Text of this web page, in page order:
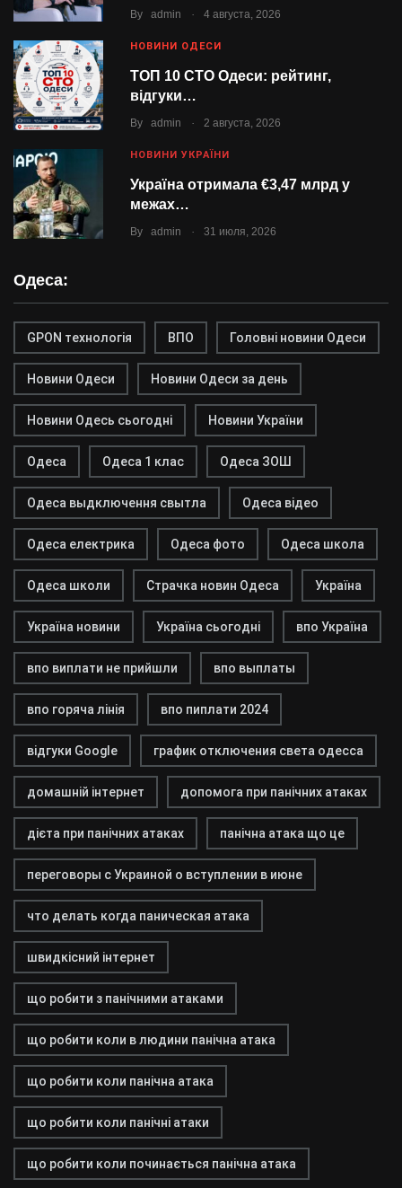
By admin . 4 августа, 2026
НОВИНИ ОДЕСИ
ТОП 10 СТО Одеси: рейтинг,
відгуки…
By admin . 2 августа, 2026
НОВИНИ УКРАЇНИ
Україна отримала €3,47 млрд у
межах…
By admin . 31 июля, 2026
Одеса:
GPON технологія ВПО Головні новини Одеси
Новини Одеси Новини Одеси за день
Новини Одесь сьогодні Новини України
Одеса Одеса 1 клас Одеса ЗОШ
Одеса выдключення свытла Одеса відео
Одеса електрика Одеса фото Одеса школа
Одеса школи Страчка новин Одеса Україна
Україна новини Україна сьогодні впо Україна
впо виплати не прийшли впо выплаты
впо горяча лінія впо пиплати 2024
відгуки Google график отключения света одесса
домашній інтернет допомога при панічних атаках
дієта при панічних атаках панічна атака що це
переговоры с Украиной о вступлении в июне
что делать когда паническая атака
швидкісний інтернет
що робити з панічними атаками
що робити коли в людини панічна атака
що робити коли панічна атака
що робити коли панічні атаки
що робити коли починається панічна атака